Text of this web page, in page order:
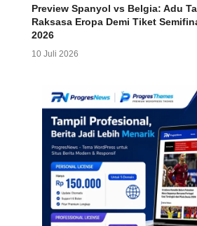
Preview Spanyol vs Belgia: Adu
Raksasa Eropa Demi Tiket
2026
10 Juli 2026